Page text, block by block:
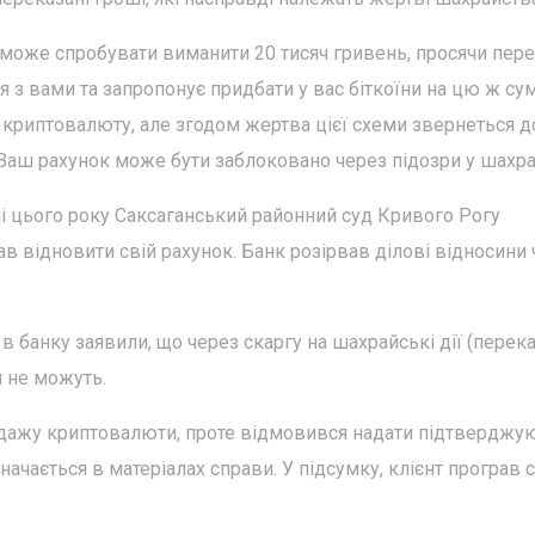
спробувати виманити 20 тисяч гривень, просячи
вами та запропонує придбати у вас біткоїни на цю ж
але згодом жертва цієї схеми звернеться
рахунок може бути заблоковано через підозри у
цього року Саксаганський районний суд Кривого Рогу
свій рахунок. Банк розірвав ділові відносини
банку заявили, що через скаргу на шахрайські дії
не можуть.
криптовалюти, проте відмовився надати
в матеріалах справи. У підсумку, клієнт програв